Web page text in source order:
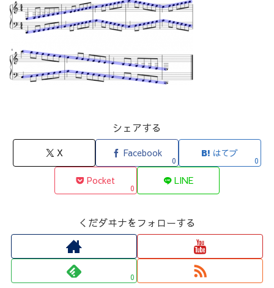
シェアする
X Facebook
0
はてブ
0
Pocket
0
LINE
くだダヰナをフォローする
0